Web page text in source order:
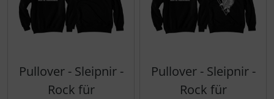
Pullover - Sleipnir -
Rock für
Pullover - Sleipnir -
Rock für